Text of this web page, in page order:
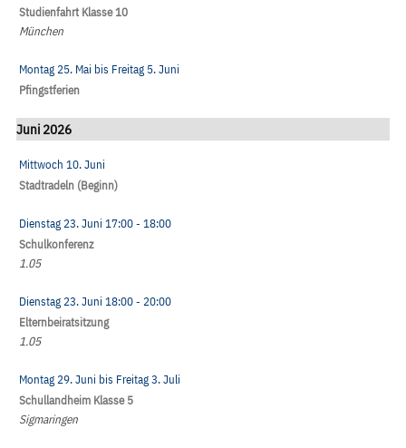
Studienfahrt Klasse 10
München
Montag 25. Mai bis Freitag 5. Juni
Pfingstferien
Juni 2026
Mittwoch 10. Juni
Stadtradeln (Beginn)
Dienstag 23. Juni 17:00- 18:00
Schulkonferenz
1.05
Dienstag 23. Juni 18:00- 20:00
Elternbeiratsitzung
1.05
Montag 29. Juni bis Freitag 3. Juli
Schullandheim Klasse 5
Sigmaringen